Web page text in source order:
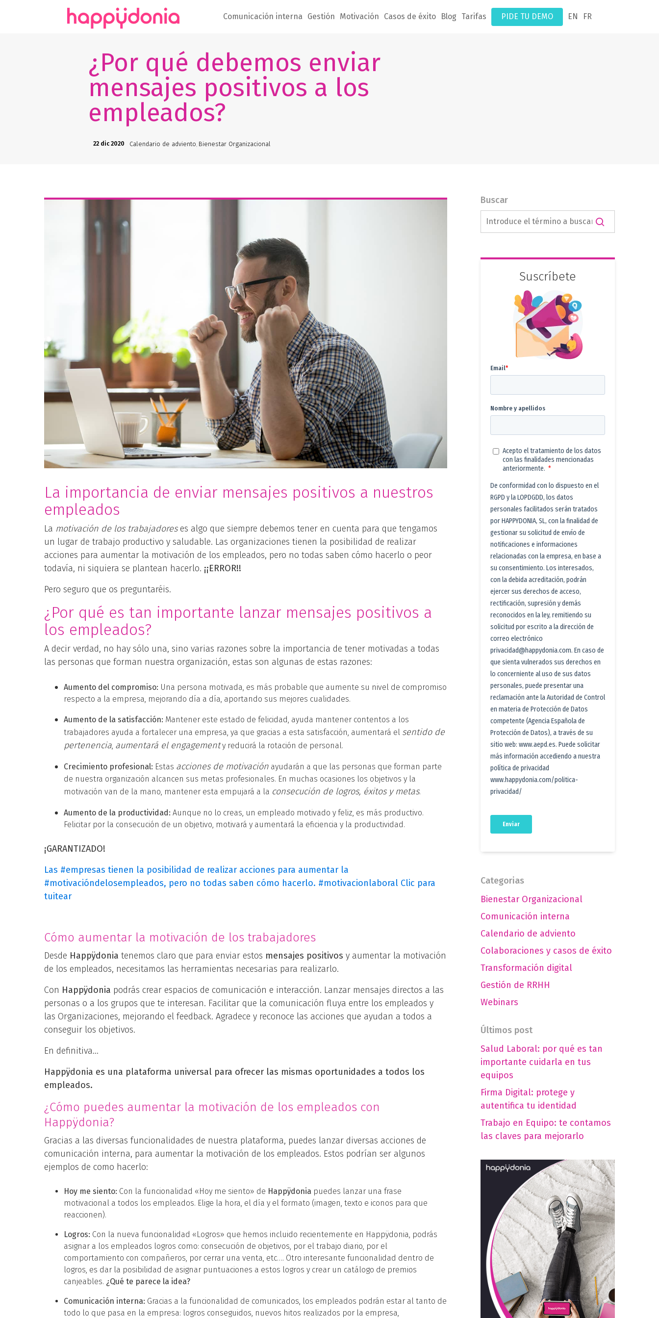
Comunicación interna Gestión Motivación Casos de éxito Blog Tarifas PIDE TU DEMO EN FR
¿Por qué debemos enviar
mensajes positivos a los
empleados?
22 dic 2020 Calendario de adviento, Bienestar Organizacional
La importancia de enviar mensajes positivos a nuestros
empleados
La motivación de los trabajadoreses algo que siempre debemos tener en cuenta para que tengamos
un lugar de trabajo productivo y saludable. Las organizaciones tienen la posibilidad de realizar
acciones para aumentar la motivación de los empleados, pero no todas saben cómo hacerlo o peor
todavía, ni siquiera se plantean hacerlo. ¡¡ERROR!!
Pero seguro que os preguntaréis.
¿Por qué es tan importante lanzar mensajes positivos a
los empleados?
A decir verdad, no hay sólo una, sino varias razones sobre la importancia de tener motivadas a todas
las personas que forman nuestra organización, estas son algunas de estas razones:
Aumento del compromiso: Una persona motivada, es más probable que aumente su nivel de compromiso
respecto a la empresa, mejorando día a día, aportando sus mejores cualidades.
Aumento de la satisfacción: Mantener este estado de felicidad, ayuda mantener contentos a los
trabajadores ayuda a fortalecer una empresa, ya que gracias a esta satisfacción, aumentará el sentido de
pertenencia aumentará el engagementy reducirá la rotación de personal.
Crecimiento profesional: Estas acciones de motivación ayudarán a que las personas que forman parte
de nuestra organización alcancen sus metas profesionales. En muchas ocasiones los objetivos y la
motivación van de la mano, mantener esta empujará a la consecución de logros, éxitos y metas.
Aumento de la productividad: Aunque no lo creas, un empleado motivado y feliz, es más productivo.
Felicitar por la consecución de un objetivo, motivará y aumentará la eficiencia y la productividad.
¡GARANTIZADO!
Las #empresas tienen la posibilidad de realizar acciones para aumentar la
#motivacióndelosempleados, pero no todas saben cómo hacerlo. #motivacionlaboral Clic para
tuitear
Cómo aumentar la motivación de los trabajadores
Desde Happÿdonia tenemos claro que para enviar estos mensajes positivos y aumentar la motivación
de los empleados, necesitamos las herramientas necesarias para realizarlo.
Con Happÿdonia podrás crear espacios de comunicación e interacción. Lanzar mensajes directos a las
personas o a los grupos que te interesan. Facilitar que la comunicación fluya entre los empleados y
las Organizaciones, mejorando el feedback. Agradece y reconoce las acciones que ayudan a todos a
conseguir los objetivos.
En definitiva…
Happÿdonia es una plataforma universal para ofrecer las mismas oportunidades a todos los
empleados.
¿Cómo puedes aumentar la motivación de los empleados con
Happÿdonia?
Gracias a las diversas funcionalidades de nuestra plataforma, puedes lanzar diversas acciones de
comunicación interna, para aumentar la motivación de los empleados. Estos podrían ser algunos
ejemplos de como hacerlo:
Hoy me siento: Con la funcionalidad «Hoy me siento» de Happÿdonia puedes lanzar una frase
motivacional a todos los empleados. Elige la hora, el día y el formato (imagen, texto e iconos para que
reaccionen).
Logros: Con la nueva funcionalidad «Logros» que hemos incluido recientemente en Happÿdonia, podrás
asignar a los empleados logros como: consecución de objetivos, por el trabajo diario, por el
comportamiento con compañeros, por cerrar una venta, etc…. Otro interesante funcionalidad dentro de
logros, es dar la posibilidad de asignar puntuaciones a estos logros y crear un catálogo de premios
canjeables. ¿Qué te parece la idea?
Comunicación interna: Gracias a la funcionalidad de comunicados, los empleados podrán estar al tanto de
todo lo que pasa en la empresa: logros conseguidos, nuevos hitos realizados por la empresa,
Buscar
Suscríbete
Categorias
Bienestar Organizacional
Comunicación interna
Calendario de adviento
Colaboraciones y casos de éxito
Transformación digital
Gestión de RRHH
Webinars
Últimos post
Salud Laboral: por qué es tan
importante cuidarla en tus
equipos
Firma Digital: protege y
autentifica tu identidad
Trabajo en Equipo: te contamos
las claves para mejorarlo